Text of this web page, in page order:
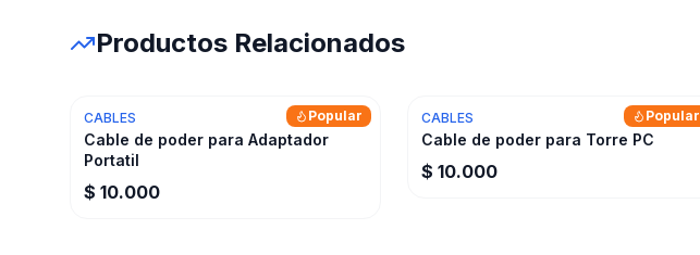
Productos Relacionados
Popular
CABLES
Cable de poder para Adaptador
Portatil
$ 10.000
Popular
CABLES
Cable de poder para Torre PC
$ 10.000